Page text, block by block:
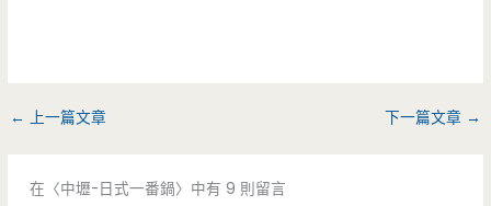
← 上一篇文章 下一篇文章 →
在〈中壢-日式一番鍋〉中有 9 則留言